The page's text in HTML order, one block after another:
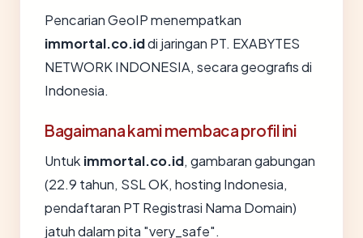
Pencarian GeoIP menempatkan
immortal.co.iddi jaringan PT. EXABYTES
NETWORK INDONESIA, secara geografis di
Indonesia.
Bagaimana kami membaca profil ini
Untuk immortal.co.id, gambaran gabungan
(22.9 tahun, SSL OK, hosting Indonesia,
pendaftaran PT Registrasi Nama Domain)
jatuh dalam pita "very_safe".